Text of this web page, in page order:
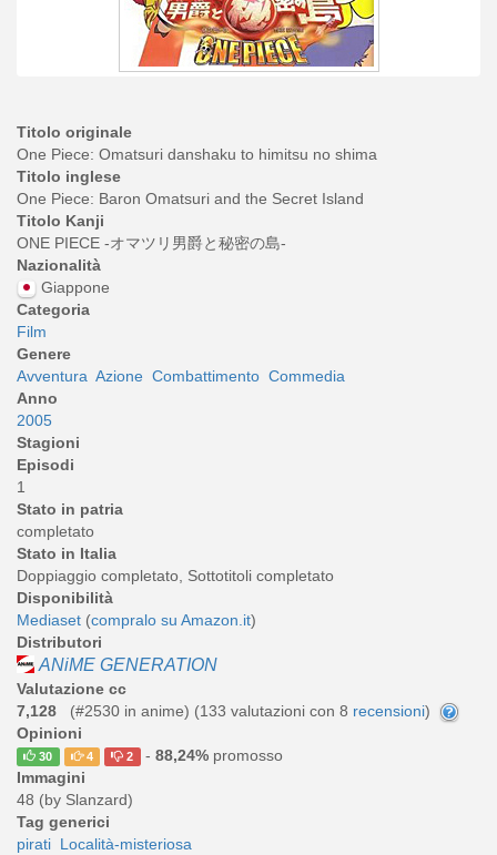
Titolo originale
One Piece: Omatsuri danshaku to himitsu no shima
Titolo inglese
One Piece: Baron Omatsuri and the Secret Island
Titolo Kanji
ONE PIECE -オマツリ男爵と秘密の島-
Nazionalità
Giappone
Categoria
Film
Genere
Avventura Azione Combattimento Commedia
Anno
2005
Stagioni
Episodi
1
Stato in patria
completato
Stato in Italia
Doppiaggio completato, Sottotitoli completato
Disponibilità
Mediaset (compralo su Amazon.it)
Distributori
ANiME GENERATION
Valutazione cc
7,128
(#2530 in anime) (133 valutazioni con 8 recensioni)
Opinioni
30 4 2 - 88,24%promosso
Immagini
48 (by Slanzard)
Tag generici
pirati Località-misteriosa